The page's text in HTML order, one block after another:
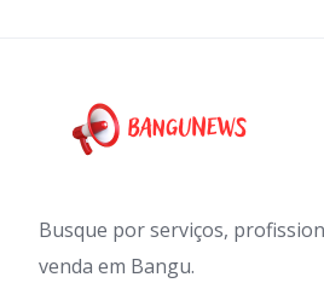
Busque por serviços,
venda em Bangu.